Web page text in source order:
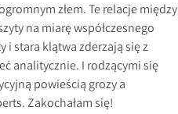
złem. Te relacje między
na miarę współczesnego
i stara klątwa zderzają się z
analitycznie. I rodzącymi się
powieścią grozy a
Zakochałam się!